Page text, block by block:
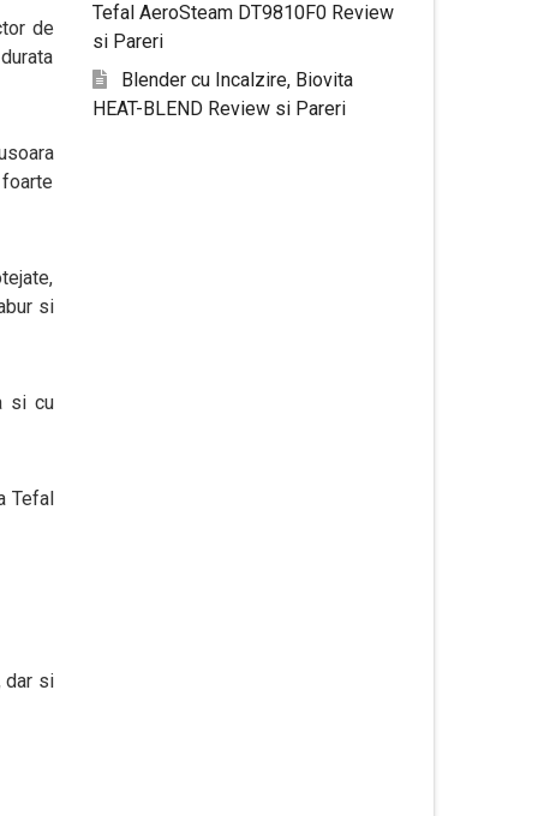
de
si
si cu
dar si
Tefal AeroSteam DT9810F0 Review
si Pareri
Blender cu Incalzire, Biovita
HEAT-BLEND Review si Pareri